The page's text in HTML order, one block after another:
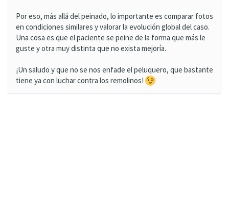
Por eso, más allá del peinado, lo importante es comparar fotos
en condiciones similares y valorar la evolución global del caso.
Una cosa es que el paciente se peine de la forma que más le
guste y otra muy distinta que no exista mejoría.
¡Un saludo y que no se nos enfade el peluquero, que bastante
tiene ya con luchar contra los remolinos!